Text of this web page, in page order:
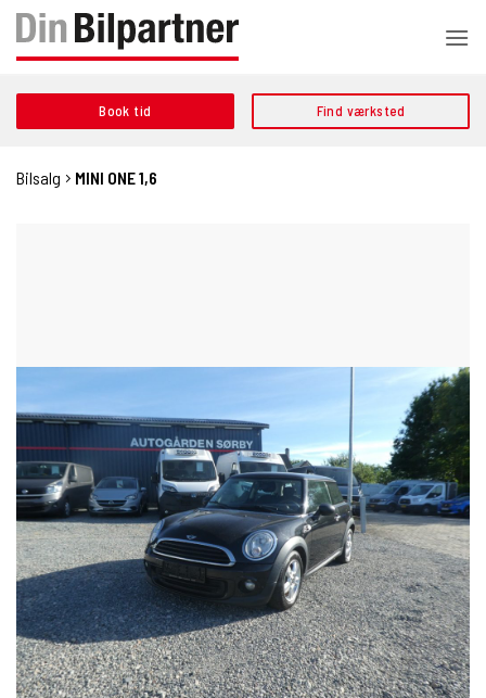
Fortsæt
indhold
Book tid Find værksted
Bilsalg MINI ONE 1,6